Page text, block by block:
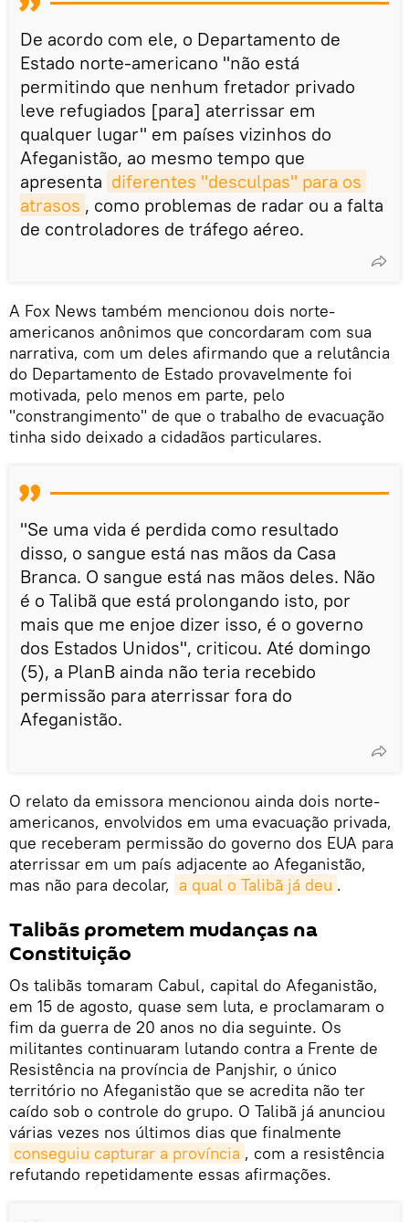
De acordo com ele, o Departamento de
Estado norte-americano "não está
permitindo que nenhum fretador privado
leve refugiados [para] aterrissar em
qualquer lugar" em países vizinhos do
Afeganistão, ao mesmo tempo que
apresenta diferentes "desculpas" para os
atrasos , como problemas de radar ou a falta
de controladores de tráfego aéreo.
A Fox News também mencionou dois norte-
americanos anônimos que concordaram com sua
narrativa, com um deles afirmando que a relutância
do Departamento de Estado provavelmente foi
motivada, pelo menos em parte, pelo
"constrangimento" de que o trabalho de evacuação
tinha sido deixado a cidadãos particulares.
"Se uma vida é perdida como resultado
disso, o sangue está nas mãos da Casa
Branca. O sangue está nas mãos deles. Não
é o Talibã que está prolongando isto, por
mais que me enjoe dizer isso, é o governo
dos Estados Unidos", criticou. Até domingo
(5), a PlanB ainda não teria recebido
permissão para aterrissar fora do
Afeganistão.
O relato da emissora mencionou ainda dois norte-
americanos, envolvidos em uma evacuação privada,
que receberam permissão do governo dos EUA para
aterrissar em um país adjacente ao Afeganistão,
mas não para decolar, a qual o Talibã já deu .
Talibãs prometem mudanças na
Constituição
Os talibãs tomaram Cabul, capital do Afeganistão,
em 15 de agosto, quase sem luta, e proclamaram o
fim da guerra de 20 anos no dia seguinte. Os
militantes continuaram lutando contra a Frente de
Resistência na província de Panjshir, o único
território no Afeganistão que se acredita não ter
caído sob o controle do grupo. O Talibã já anunciou
várias vezes nos últimos dias que finalmente
conseguiu capturar a província , com a resistência
refutando repetidamente essas afirmações.